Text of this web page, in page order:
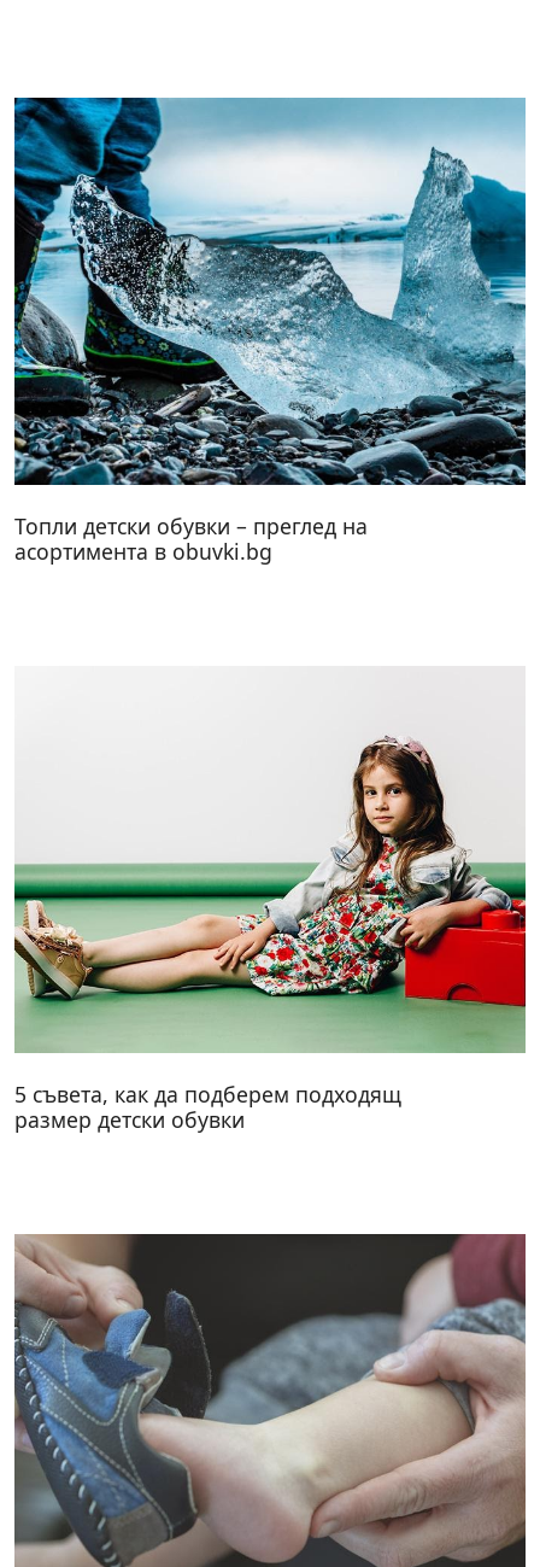
Топли детски обувки – преглед на
асортимента в obuvki.bg
5 съвета, как да подберем подходящ
размер детски обувки